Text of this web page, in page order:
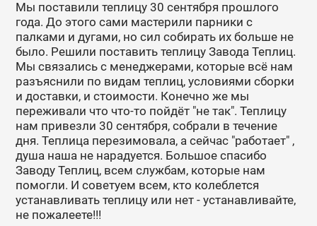
Мы поставили теплицу 30 сентября прошлого
года. До этого сами мастерили парники с
палками и дугами, но сил собирать их больше не
было. Решили поставить теплицу Завода Теплиц.
Мы связались с менеджерами, которые всё нам
разъяснили по видам теплиц, условиями сборки
и доставки, и стоимости. Конечно же мы
переживали что что-то пойдёт "не так". Теплицу
нам привезли 30 сентября, собрали в течение
дня. Теплица перезимовала, а сейчас "работает" ,
душа наша не нарадуется. Большое спасибо
Заводу Теплиц, всем службам, которые нам
помогли. И советуем всем, кто колеблется
устанавливать теплицу или нет - устанавливайте,
не пожалеете!!!